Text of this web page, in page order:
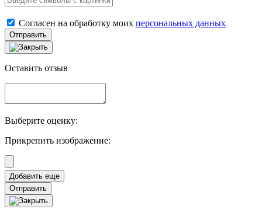
Согласен на обработку моих персональных данных
Отправить
Оставить отзыв
Выберите оценку:
Прикрепить изображение:
Отправить